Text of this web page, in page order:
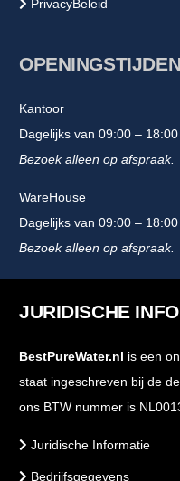
PrivacyBeleid
OPENINGSTIJDEN
Kantoor
Dagelijks van 09:00 – 18:00
Bezoek alleen op afspraak.
WareHouse
Dagelijks van 09:00 – 18:00
Bezoek alleen op afspraak.
JURIDISCHE
BestPureWater.nl is een
staat ingeschreven bij de
ons BTW nummer is
Juridische Informatie
Bedrijfsgegevens